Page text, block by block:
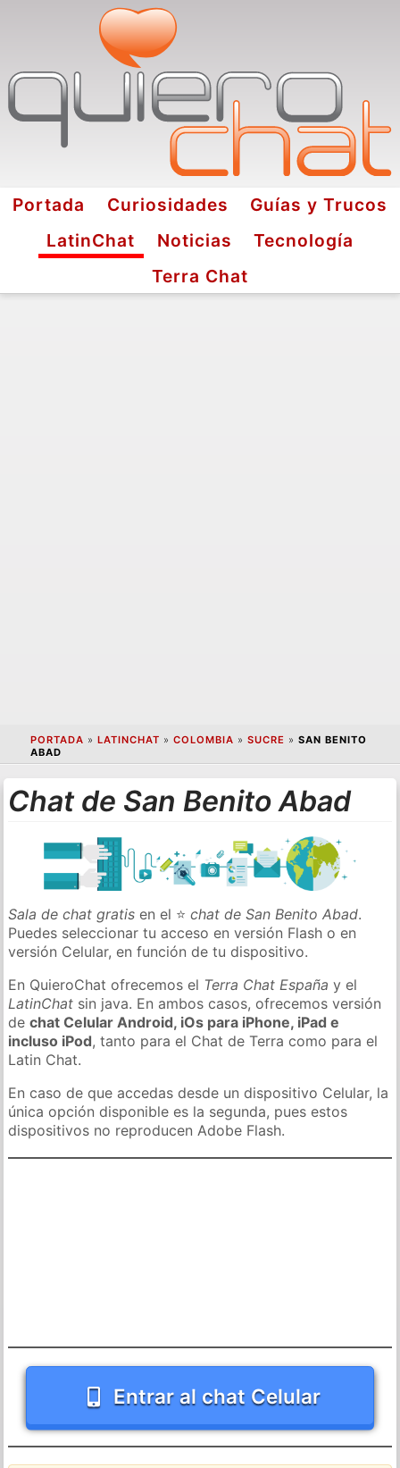
Portada Curiosidades
Guías y Trucos
LatinChat
Noticias
Tecnología
Terra Chat
PORTADA » LATINCHAT » COLOMBIA » SUCRE » SAN BENITO
ABAD
Chat de San Benito Abad
Sala de chat gratis en el ⭐chat de San Benito Abad.
Puedes seleccionar tu acceso en versión Flash o en
versión Celular, en función de tu dispositivo.
En QuieroChat ofrecemos el Terra Chat España y el
LatinChat sin java. En ambos casos, ofrecemos versión
dechat Celular Android, iOs para iPhone, iPad e
incluso iPod, tanto para el Chat de Terra como para el
Latin Chat.
En caso de que accedas desde un dispositivo Celular, la
única opción disponible es la segunda, pues estos
dispositivos no reproducen Adobe Flash.
Entrar al chat Celular